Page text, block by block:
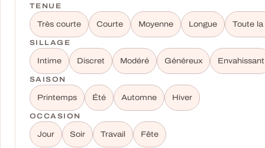
TENUE
Très courte Courte Moyenne Longue Toute
SILLAGE
Intime Discret Modéré Généreux Envahissant
SAISON
Printemps Été Automne Hiver
OCCASION
Jour Soir Travail Fête